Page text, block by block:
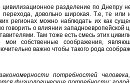
цивилизационное разделение по Днепру
перехода, довольно широкая. Т.е, те
регионах можно наблюдать их как
о влиянии западноевропейской
Там тоже есть смесь этих
собственные соображения,
важно чтобы такого рода
потребностей